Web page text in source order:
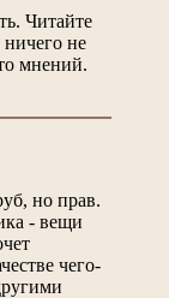
Читайте
не
мнений.
но прав.
- вещи
чего-